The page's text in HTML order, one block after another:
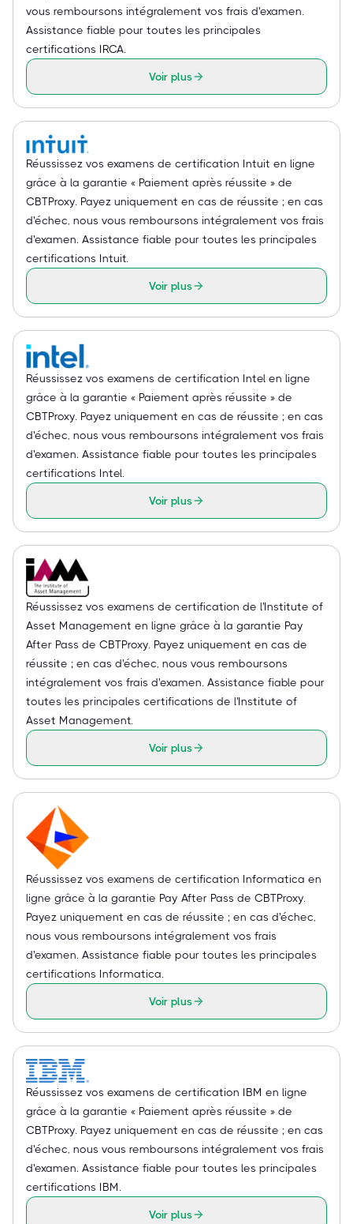
vous remboursons intégralement vos frais d'examen.
Assistance fiable pour toutes les principales
certifications IRCA.
Voir plus
Réussissez vos examens de certification Intuit en ligne
grâce à la garantie « Paiement après réussite » de
CBTProxy. Payez uniquement en cas de réussite ; en cas
d'échec, nous vous remboursons intégralement vos frais
d'examen. Assistance fiable pour toutes les principales
certifications Intuit.
Voir plus
Réussissez vos examens de certification Intel en ligne
grâce à la garantie « Paiement après réussite » de
CBTProxy. Payez uniquement en cas de réussite ; en cas
d'échec, nous vous remboursons intégralement vos frais
d'examen. Assistance fiable pour toutes les principales
certifications Intel.
Voir plus
Réussissez vos examens de certification de l'Institute of
Asset Management en ligne grâce à la garantie Pay
After Pass de CBTProxy. Payez uniquement en cas de
réussite ; en cas d'échec, nous vous remboursons
intégralement vos frais d'examen. Assistance fiable pour
toutes les principales certifications de l'Institute of
Asset Management.
Voir plus
Réussissez vos examens de certification Informatica en
ligne grâce à la garantie Pay After Pass de CBTProxy.
Payez uniquement en cas de réussite ; en cas d'échec,
nous vous remboursons intégralement vos frais
d'examen. Assistance fiable pour toutes les principales
certifications Informatica.
Voir plus
Réussissez vos examens de certification IBM en ligne
grâce à la garantie « Paiement après réussite » de
CBTProxy. Payez uniquement en cas de réussite ; en cas
d'échec, nous vous remboursons intégralement vos frais
d'examen. Assistance fiable pour toutes les principales
certifications IBM.
Voir plus